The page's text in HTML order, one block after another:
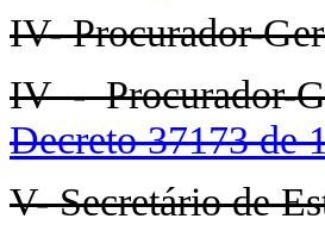
IV- Procurador-
IV - Procurador-
Decreto 37173 de
V- Secretário de